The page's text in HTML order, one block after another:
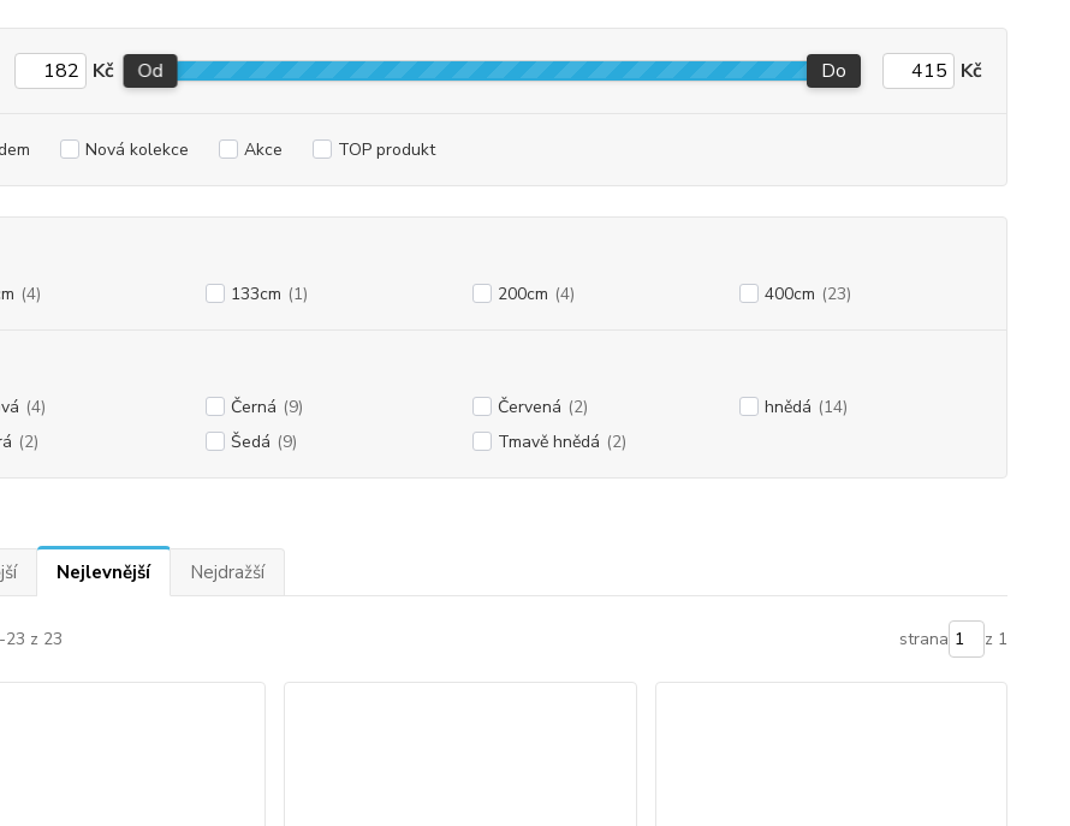
Kč Od Do Kč
Nová kolekce Akce TOP produkt
(4) 133cm (1) 200cm (4) 400cm (23)
(4) Černá (9) Červená (2) hnědá (14)
(2) Šedá (9) Tmavě hnědá (2)
Nejlevnější Nejdražší
23 z 23 strana z 1